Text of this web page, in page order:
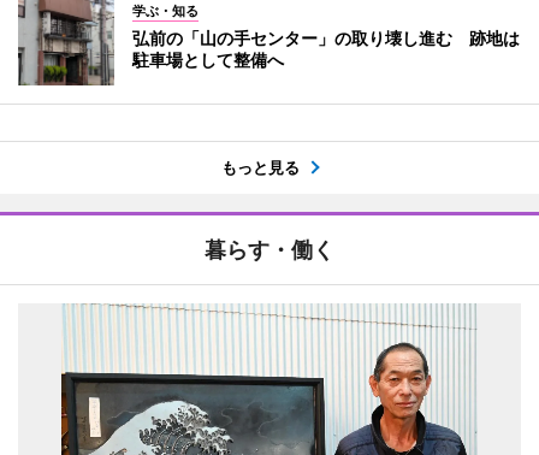
学ぶ・知る
弘前の「山の手センター」の取り壊し進む 跡地は
駐車場として整備へ
もっと見る
暮らす・働く